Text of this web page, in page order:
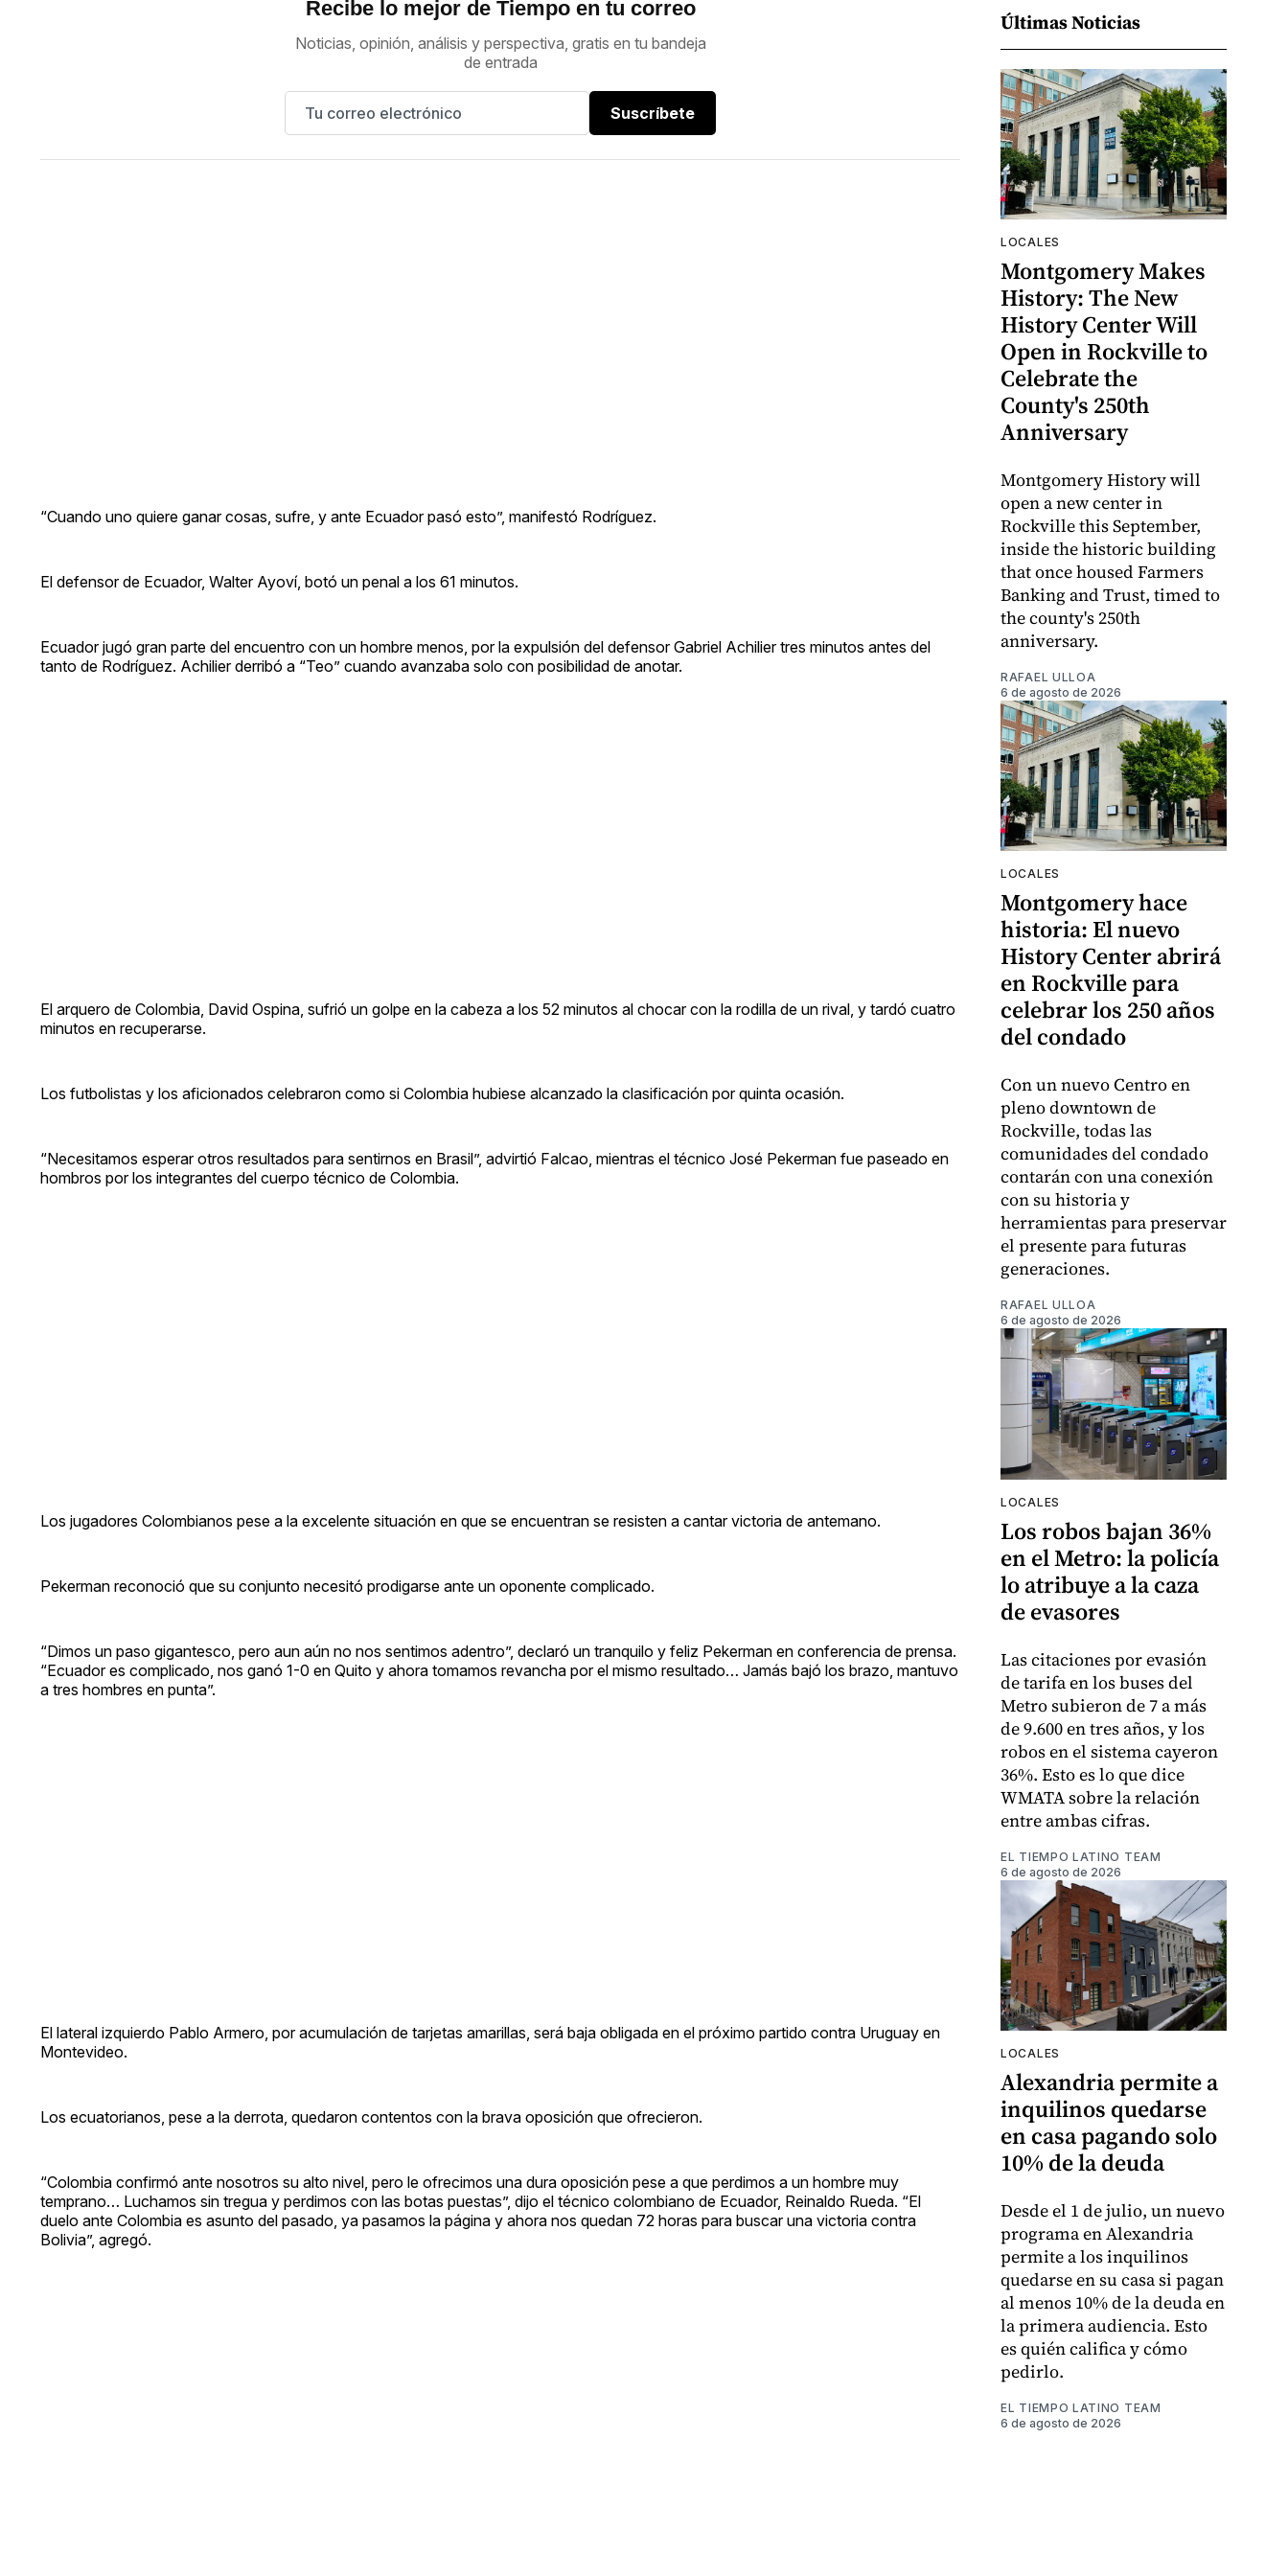
Recibe lo mejor de Tiempo en tu correo
Noticias, opinión, análisis y perspectiva, gratis en tu bandeja
de entrada
Suscríbete
“Cuando uno quiere ganar cosas, sufre, y ante Ecuador pasó esto”, manifestó Rodríguez.
El defensor de Ecuador, Walter Ayoví, botó un penal a los 61 minutos.
Ecuador jugó gran parte del encuentro con un hombre menos, por la expulsión del defensor Gabriel Achilier tres minutos antes del
tanto de Rodríguez. Achilier derribó a “Teo” cuando avanzaba solo con posibilidad de anotar.
El arquero de Colombia, David Ospina, sufrió un golpe en la cabeza a los 52 minutos al chocar con la rodilla de un rival, y tardó cuatro
minutos en recuperarse.
Los futbolistas y los aficionados celebraron como si Colombia hubiese alcanzado la clasificación por quinta ocasión.
“Necesitamos esperar otros resultados para sentirnos en Brasil”, advirtió Falcao, mientras el técnico José Pekerman fue paseado en
hombros por los integrantes del cuerpo técnico de Colombia.
Los jugadores Colombianos pese a la excelente situación en que se encuentran se resisten a cantar victoria de antemano.
Pekerman reconoció que su conjunto necesitó prodigarse ante un oponente complicado.
“Dimos un paso gigantesco, pero aun aún no nos sentimos adentro”, declaró un tranquilo y feliz Pekerman en conferencia de prensa.
“Ecuador es complicado, nos ganó 1-0 en Quito y ahora tomamos revancha por el mismo resultado… Jamás bajó los brazo, mantuvo
a tres hombres en punta”.
El lateral izquierdo Pablo Armero, por acumulación de tarjetas amarillas, será baja obligada en el próximo partido contra Uruguay en
Montevideo.
Los ecuatorianos, pese a la derrota, quedaron contentos con la brava oposición que ofrecieron.
“Colombia confirmó ante nosotros su alto nivel, pero le ofrecimos una dura oposición pese a que perdimos a un hombre muy
temprano… Luchamos sin tregua y perdimos con las botas puestas”, dijo el técnico colombiano de Ecuador, Reinaldo Rueda. “El
duelo ante Colombia es asunto del pasado, ya pasamos la página y ahora nos quedan 72 horas para buscar una victoria contra
Bolivia”, agregó.
Últimas Noticias
LOCALES
Montgomery Makes
History: The New
History Center Will
Open in Rockville to
Celebrate the
County's 250th
Anniversary
Montgomery History will
open a new center in
Rockville this September,
inside the historic building
that once housed Farmers
Banking and Trust, timed to
the county's 250th
anniversary.
RAFAEL ULLOA
6 de agosto de 2026
LOCALES
Montgomery hace
historia: El nuevo
History Center abrirá
en Rockville para
celebrar los 250 años
del condado
Con un nuevo Centro en
pleno downtown de
Rockville, todas las
comunidades del condado
contarán con una conexión
con su historia y
herramientas para preservar
el presente para futuras
generaciones.
RAFAEL ULLOA
6 de agosto de 2026
LOCALES
Los robos bajan 36%
en el Metro: la policía
lo atribuye a la caza
de evasores
Las citaciones por evasión
de tarifa en los buses del
Metro subieron de 7 a más
de 9.600 en tres años, y los
robos en el sistema cayeron
36%. Esto es lo que dice
WMATA sobre la relación
entre ambas cifras.
EL TIEMPO LATINO TEAM
6 de agosto de 2026
LOCALES
Alexandria permite a
inquilinos quedarse
en casa pagando solo
10% de la deuda
Desde el 1 de julio, un nuevo
programa en Alexandria
permite a los inquilinos
quedarse en su casa si pagan
al menos 10% de la deuda en
la primera audiencia. Esto
es quién califica y cómo
pedirlo.
EL TIEMPO LATINO TEAM
6 de agosto de 2026